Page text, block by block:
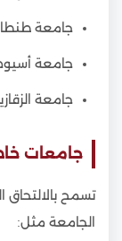
جامعة طنطا.
جامعة
جامعة
جامعات
تسمح
الجامعة مثل: